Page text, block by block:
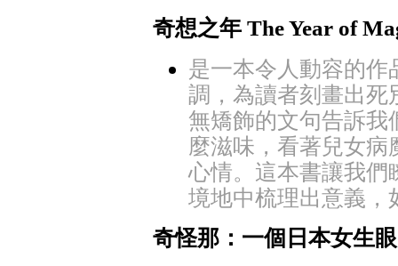
奇想之年 The Year of
是一本令人動容的作
調，為讀者刻畫出死
無矯飾的文句告訴我
麼滋味，看著兒女
心情。這本書讓我們
境地中梳理出意義，
奇怪那：一個日本女生